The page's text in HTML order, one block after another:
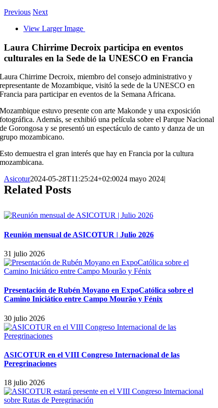
Previous Next
View Larger Image
Laura Chirrime Decroix participa en eventos
culturales en la Sede de la UNESCO en Francia
Laura Chirrime Decroix, miembro del consejo administrativo y
representante de Mozambique, visitó la sede de la UNESCO en
Francia para participar en eventos de la Semana Africana.
Mozambique estuvo presente con arte Makonde y una exposición
fotográfica. Además, se exhibió una película sobre el Parque Nacional
de Gorongosa y se presentó un espectáculo de canto y danza de un
grupo mozambicano.
Esto demuestra el gran interés que hay en Francia por la cultura
mozambicana.
Asicotur2024-05-28T11:25:24+02:0024 mayo 2024|
Related Posts
Reunión mensual de ASICOTUR | Julio 2026
31 julio 2026
Presentación de Rubén Moyano en ExpoCatólica sobre el
Camino Iniciático entre Campo Mourão y Fénix
30 julio 2026
ASICOTUR en el VIII Congreso Internacional de las
Peregrinaciones
18 julio 2026